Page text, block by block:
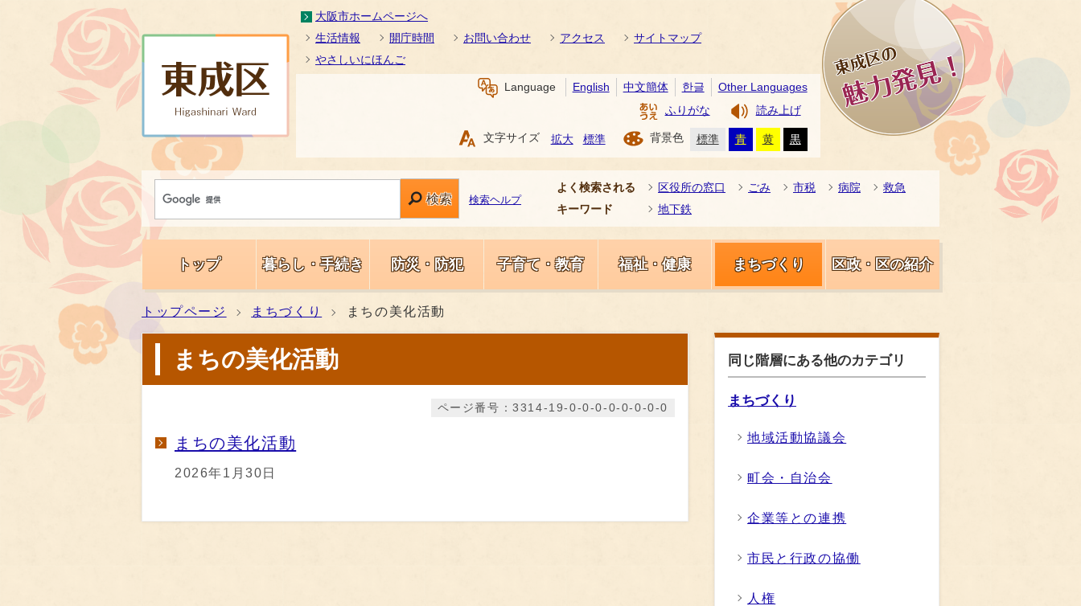
大阪市ホームページへ
生活情報
開庁時間 お問い合わせ アクセス
サイトマップ
やさしいにほんご
Language English 中文簡体 한글
Other Languages
ふりがな
読み上げ
文字サイズ 拡大 標準 背景色 標準 青 黄 黒
検索 検索ヘルプ
よく検索される
キーワード
区役所の窓口 ごみ 市税 病院
救急
地下鉄
トップ 暮らし・手続き 防災・防犯 子育て・教育 福祉・健康 まちづくり 区政・区の紹介
トップページ まちづくり まちの美化活動
まちの美化活動
ページ番号：3314-19-0-0-0-0-0-0-0-0
まちの美化活動
2026年1月30日
同じ階層にある他のカテゴリ
まちづくり
地域活動協議会
町会・自治会
企業等との連携
市民と行政の協働
人権